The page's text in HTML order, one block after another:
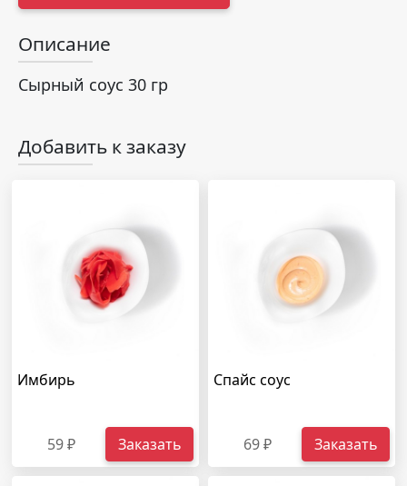
Описание
Сырный соус 30 гр
Добавить к заказу
Имбирь
59 ₽ Заказать
Спайс соус
69 ₽ Заказать